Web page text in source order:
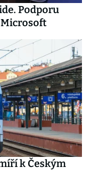
Podporu
k Českým